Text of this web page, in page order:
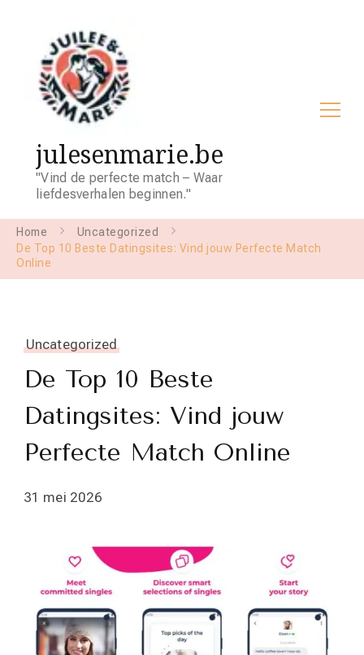
julesenmarie.be
"Vind de perfecte match – Waar
liefdesverhalen beginnen."
Home
Uncategorized
De Top 10 Beste Datingsites: Vind jouw Perfecte Match
Online
Uncategorized
De Top 10 Beste
Datingsites: Vind jouw
Perfecte Match Online
31 mei 2026